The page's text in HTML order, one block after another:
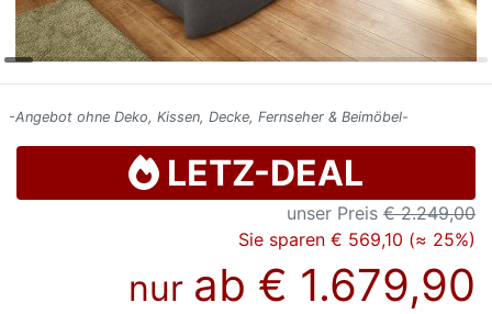
-Angebot ohne Deko, Kissen, Decke, Fernseher & Beimöbel-
LETZ-DEAL
unser Preis € 2.249,00
Sie sparen € 569,10 (≈ 25%)
nur ab € 1.679,90
Letz-
Deals